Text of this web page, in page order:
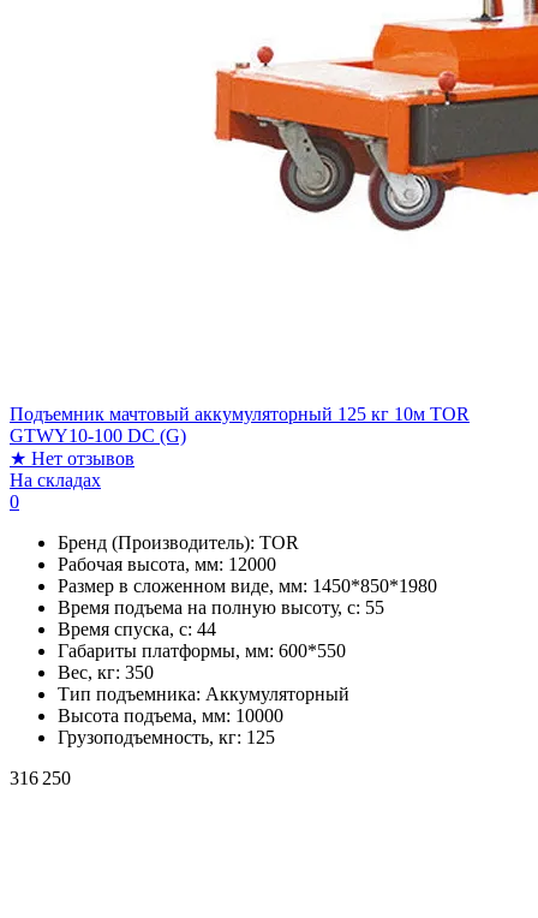
Подъемник мачтовый аккумуляторный 125 кг 10м TOR
GTWY10-100 DC (G)
★ Нет отзывов
На складах
0
Бренд (Производитель): TOR
Рабочая высота, мм: 12000
Размер в сложенном виде, мм: 1450*850*1980
Время подъема на полную высоту, с: 55
Время спуска, с: 44
Габариты платформы, мм: 600*550
Вес, кг: 350
Тип подъемника: Аккумуляторный
Высота подъема, мм: 10000
Грузоподъемность, кг: 125
316 250